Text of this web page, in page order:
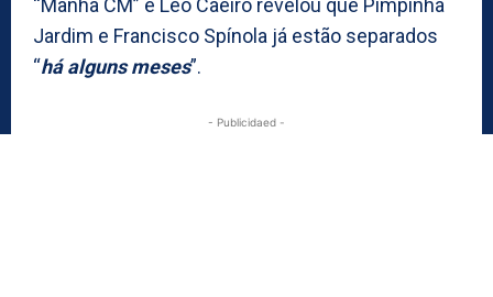
“Manhã CM” e Léo Caeiro revelou que Pimpinha
Jardim e Francisco Spínola já estão separados
“há alguns meses”.
- Publicidaed -